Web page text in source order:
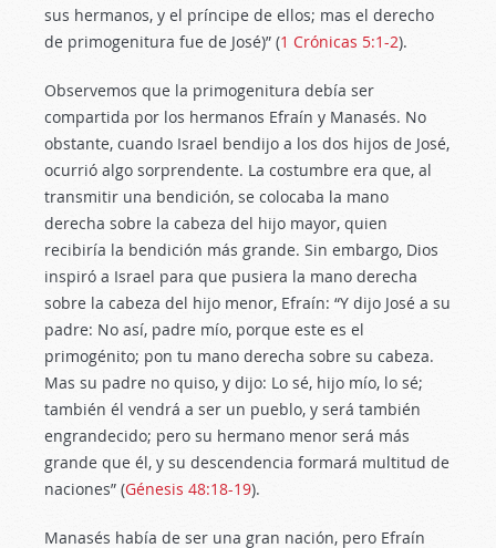
sus hermanos, y el príncipe de ellos; mas el derecho
de primogenitura fue de José)” (1 Crónicas 5:1-2).
Observemos que la primogenitura debía ser
compartida por los hermanos Efraín y Manasés. No
obstante, cuando Israel bendijo a los dos hijos de José,
ocurrió algo sorprendente. La costumbre era que, al
transmitir una bendición, se colocaba la mano
derecha sobre la cabeza del hijo mayor, quien
recibiría la bendición más grande. Sin embargo, Dios
inspiró a Israel para que pusiera la mano derecha
sobre la cabeza del hijo menor, Efraín: “Y dijo José a su
padre: No así, padre mío, porque este es el
primogénito; pon tu mano derecha sobre su cabeza.
Mas su padre no quiso, y dijo: Lo sé, hijo mío, lo sé;
también él vendrá a ser un pueblo, y será también
engrandecido; pero su hermano menor será más
grande que él, y su descendencia formará multitud de
naciones” (Génesis 48:18-19).
Manasés había de ser una gran nación, pero Efraín